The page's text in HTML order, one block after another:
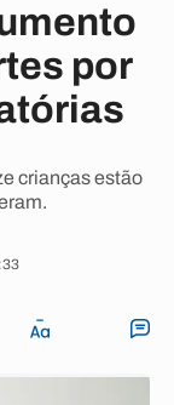
por
crianças estão